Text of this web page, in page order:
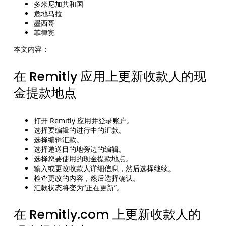
多米尼加共和国
危地马拉
墨西哥
菲律宾
本文内容：
在 Remitly 应用上更新收款人的现
金提款地点
打开 Remitly 应用并登录账户。
选择要编辑的进行中的汇款。
选择编辑汇款。
选择递送目的地旁边的编辑。
选择您要使用的现金提款地点。
输入或更改收款人详细信息，然后选择继续。
检查更改的内容，然后选择确认。
汇款状态将变为“正在更新”。
在 Remitly.com 上更新收款人的